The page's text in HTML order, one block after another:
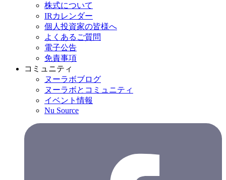
株式について
IRカレンダー
個人投資家の皆様へ
よくあるご質問
電子公告
免責事項
コミュニティ
ヌーラボブログ
ヌーラボとコミュニティ
イベント情報
Nu Source